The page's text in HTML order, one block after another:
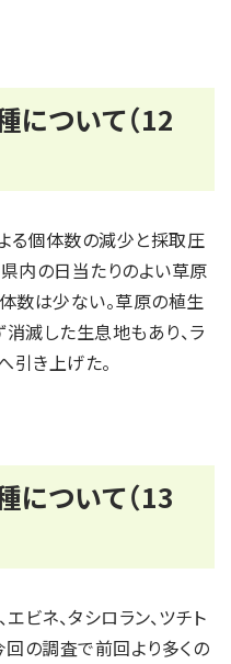
について（12
る個体数の減少と採取圧
内の日当たりのよい草原
数は少ない。草原の植生
滅した生息地もあり、ラ
引き上げた。
について（13
ビネ、タシロラン、ツチト
回の調査で前回より多くの